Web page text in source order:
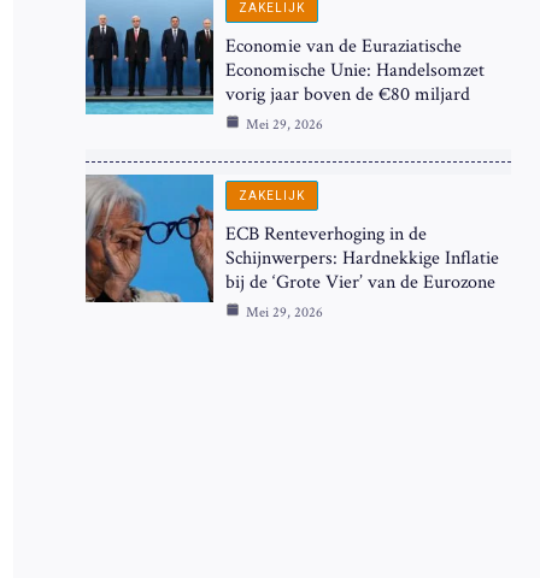
ZAKELIJK
Economie van de Euraziatische
Economische Unie: Handelsomzet
vorig jaar boven de €80 miljard
Mei 29, 2026
ZAKELIJK
ECB Renteverhoging in de
Schijnwerpers: Hardnekkige Inflatie
bij de ‘Grote Vier’ van de Eurozone
Mei 29, 2026